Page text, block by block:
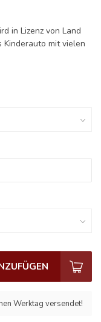
in Lizenz von Land
mit vielen
Werktag versendet!